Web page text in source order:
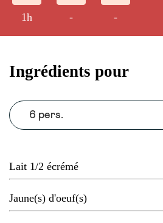
1h - -
Ingrédients pour
6 pers.
Lait 1/2 écrémé
Jaune(s) d'oeuf(s)